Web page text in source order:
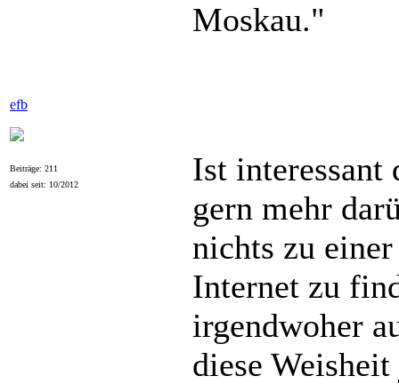
Moskau."
efb
Beiträge: 211
dabei seit: 10/2012
Ist interessant
gern mehr
nichts zu
Internet zu
irgendwoher
diese